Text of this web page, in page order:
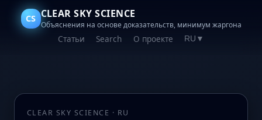
CS CLEAR SKY SCIENCE
Объяснения на основе доказательств, минимум жаргона
Статьи Search О проекте RU ▼
CLEAR SKY SCIENCE · RU